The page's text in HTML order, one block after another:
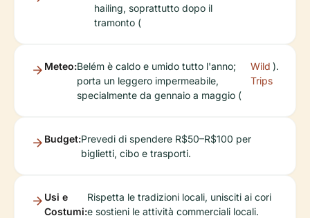
hailing, soprattutto dopo il
tramonto (
Meteo:Belém è caldo e umido tutto l'anno;
porta un leggero impermeabile,
specialmente da gennaio a maggio (
Wild
Trips
).
Budget:Prevedi di spendere R$50–R$100 per
biglietti, cibo e trasporti.
Usi e
Costumi:
Rispetta le tradizioni locali, unisciti ai cori
e sostieni le attività commerciali locali.